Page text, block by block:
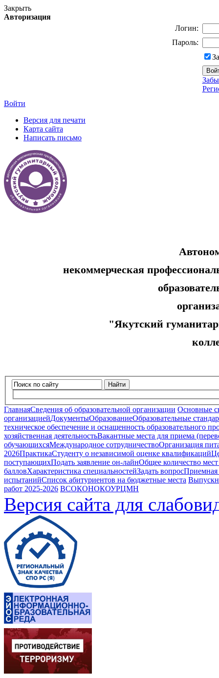
Закрыть
Авторизация
Логин:
Пароль:
Войти
Версия для печати
Карта сайта
Написать письмо
некоммерческая
"Якутский
Найти
ГлавнаяСведения об образовательной организации Основные
организациейДокументыОбразованиеОбразовательные
техническое обеспечение и оснащенность образовательного
хозяйственная деятельностьВакантные места для приема
обучающихсяМеждународное сотрудничествоОрганизация
2026ПрактикаСтуденту о независимой оценке квалификаций
поступающихПодать заявление он-лайнОбщее количество
балловХарактеристика специальностейЗадать вопросПриемная
испытанийСписок абитуриентов на бюджетные места
работ 2025-2026 ВСОКОНОКОУРЦМН
Версия сайта для